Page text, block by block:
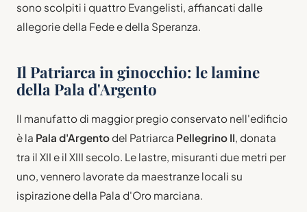
sono scolpiti i quattro Evangelisti, affiancati dalle
allegorie della Fede e della Speranza.
Il Patriarca in ginocchio: le lamine
della Pala d'Argento
Il manufatto di maggior pregio conservato nell'edificio
è la Pala d'Argentodel Patriarca Pellegrino II, donata
tra il XII e il XIII secolo. Le lastre, misuranti due metri per
uno, vennero lavorate da maestranze locali su
ispirazione della Pala d'Oro marciana.